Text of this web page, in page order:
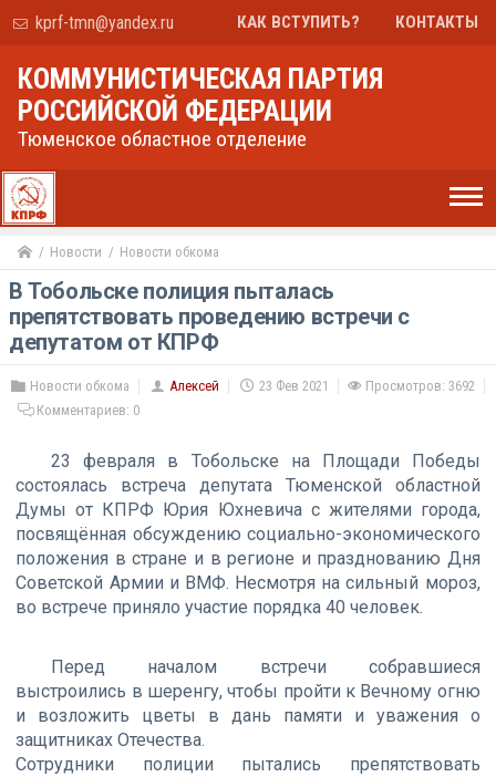
kprf-tmn@yandex.ru КАК ВСТУПИТЬ? КОНТАКТЫ
КОММУНИСТИЧЕСКАЯ ПАРТИЯ
РОССИЙСКОЙ ФЕДЕРАЦИИ
Тюменское областное отделение
Новости Новости обкома
В Тобольске полиция пыталась
препятствовать проведению встречи с
депутатом от КПРФ
Новости обкома Алексей 23 Фев 2021
Просмотров: 3692
Комментариев: 0
23 февраля в Тобольске на Площади Победы
состоялась встреча депутата Тюменской областной
Думы от КПРФ Юрия Юхневича с жителями города,
посвящённая обсуждению социально-экономического
положения в стране и в регионе и празднованию Дня
Советской Армии и ВМФ. Несмотря на сильный мороз,
во встрече приняло участие порядка 40 человек.
Перед началом встречи собравшиеся
выстроились в шеренгу, чтобы пройти к Вечному огню
и возложить цветы в дань памяти и уважения о
защитниках Отечества.
Сотрудники полиции пытались препятствовать